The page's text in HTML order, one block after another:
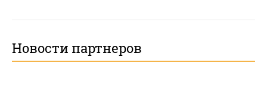
Новости партнеров